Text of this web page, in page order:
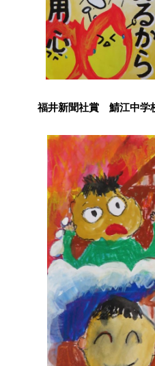
福井新聞社賞 鯖江中